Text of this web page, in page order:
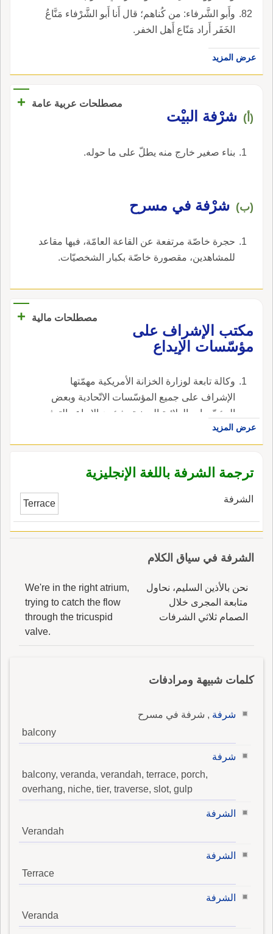
وأَبو الشَّرفاء: من كُناهم؛ قال أَنا أَبو الشَّرْفاء مَنَّاعُ
الخَفَر أَراد مَنّاع أَهل الخفر.
عرض المزيد
مصطلحات عربية عامة +
(أ) شرْفة البيْت
بناء صغير خارج منه يطلّ على ما حوله.
(ب) شرْفة في مسرح
حجرة خاصّة مرتفعة عن القاعة العامّة، فيها مقاعد
للمشاهدين، مقصورة خاصّة بكبار الشخصيّات.
مصطلحات مالية
+
مكتب الإشراف على
مؤسّسات الإيداع
وكالة تابعة لوزارة الخزانة الأمريكية مهمّتها
الإشراف على جميع المؤسّسات الاتّحادية وبعض
المؤسّسات الولائية المعنية بشؤون الإيداع والتوفير
Supervision.
عرض المزيد
ترجمة الشرفة باللغة الإنجليزية
الشرفة Terrace
الشرفة في سياق الكلام
نحن بالأذين السليم، نحاول
متابعة المجرى خلال
الصمام ثلاثي الشرفات
We're in the right atrium,
trying to catch the flow
through the tricuspid
valve.
كلمات شبيهة ومرادفات
شرفة , شرفة في مسرح
balcony
شرفة
balcony, veranda, verandah, terrace, porch,
overhang, niche, tier, traverse, slot, gulp
الشرفة
Verandah
الشرفة
Terrace
الشرفة
Veranda